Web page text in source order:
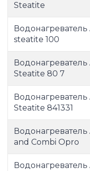
Steatite
steatite 100
Steatite 80 7
Steatite 841331
and Combi Opro